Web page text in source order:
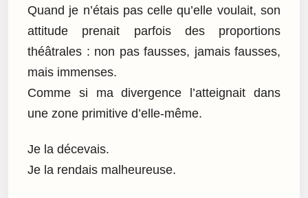
Quand je n’étais pas celle qu’elle voulait, son
attitude prenait parfois des proportions
théâtrales : non pas fausses, jamais fausses,
mais immenses.
Comme si ma divergence l’atteignait dans
une zone primitive d’elle-même.
Je la décevais.
Je la rendais malheureuse.